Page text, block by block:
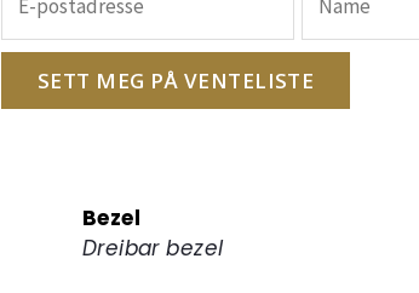
inn
e-
postadressen
din
SETT MEG PÅ VENTELISTE
Bezel
Dreibar bezel